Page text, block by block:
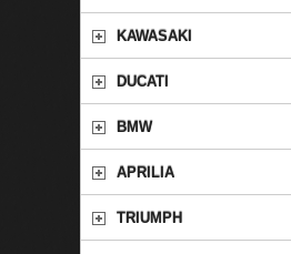
KAWASAKI
DUCATI
BMW
APRILIA
TRIUMPH